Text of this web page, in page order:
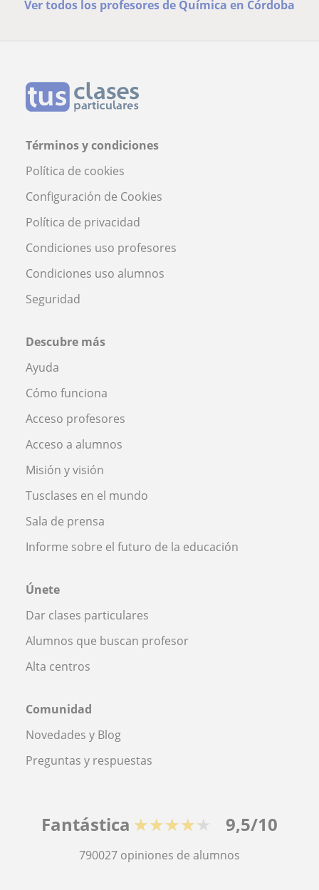
Ver todos los profesores de Química en Córdoba
Términos y condiciones
Política de cookies
Configuración de Cookies
Política de privacidad
Condiciones uso profesores
Condiciones uso alumnos
Seguridad
Descubre más
Ayuda
Cómo funciona
Acceso profesores
Acceso a alumnos
Misión y visión
Tusclases en el mundo
Sala de prensa
Informe sobre el futuro de la educación
Únete
Dar clases particulares
Alumnos que buscan profesor
Alta centros
Comunidad
Novedades y Blog
Preguntas y respuestas
Fantástica ★★★★★ 9,5/10
790027 opiniones de alumnos